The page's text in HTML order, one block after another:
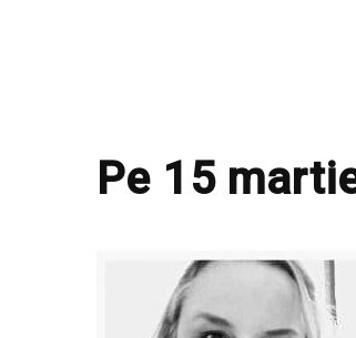
Pe 15